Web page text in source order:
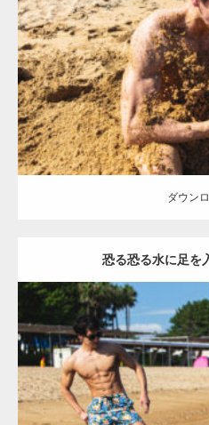
Update:
Category:海のマッチョ オレン
ダウンロード
ダウン
恐る恐る水に足を
Update:
Category:海のマッチョ オレンジの